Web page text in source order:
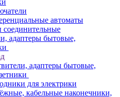
автоматы
адаптеры бытовые,
адаптеры бытовые,
для электрики
кабельные наконечники,